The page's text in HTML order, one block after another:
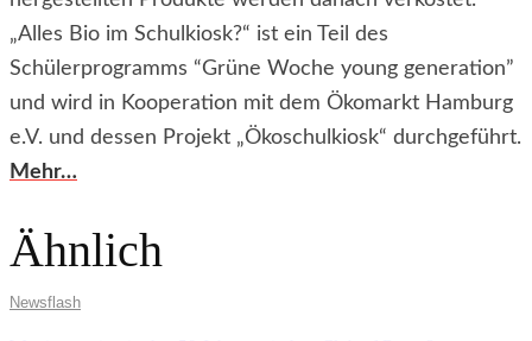
„Alles Bio im Schulkiosk?“ ist ein Teil des
Schülerprogramms “Grüne Woche young generation”
und wird in Kooperation mit dem Ökomarkt Hamburg
e.V. und dessen Projekt „Ökoschulkiosk“ durchgeführt.
Mehr…
Ähnlich
Newsflash